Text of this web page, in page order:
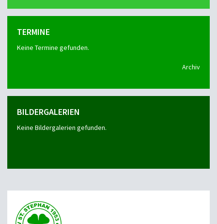
TERMINE
Keine Termine gefunden.
Archiv
BILDERGALERIEN
Keine Bildergalerien gefunden.